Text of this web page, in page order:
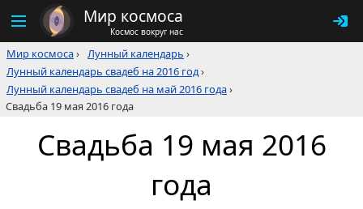
Мир космоса
Космос вокруг нас
Мир космоса› Лунный календарь ›
Лунный календарь свадеб на 2016 год›
Лунный календарь свадеб на май 2016 года›
Свадьба 19 мая 2016 года
Свадьба 19 мая 2016
года